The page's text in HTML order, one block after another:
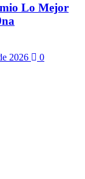
Lo Mejor
2026 0